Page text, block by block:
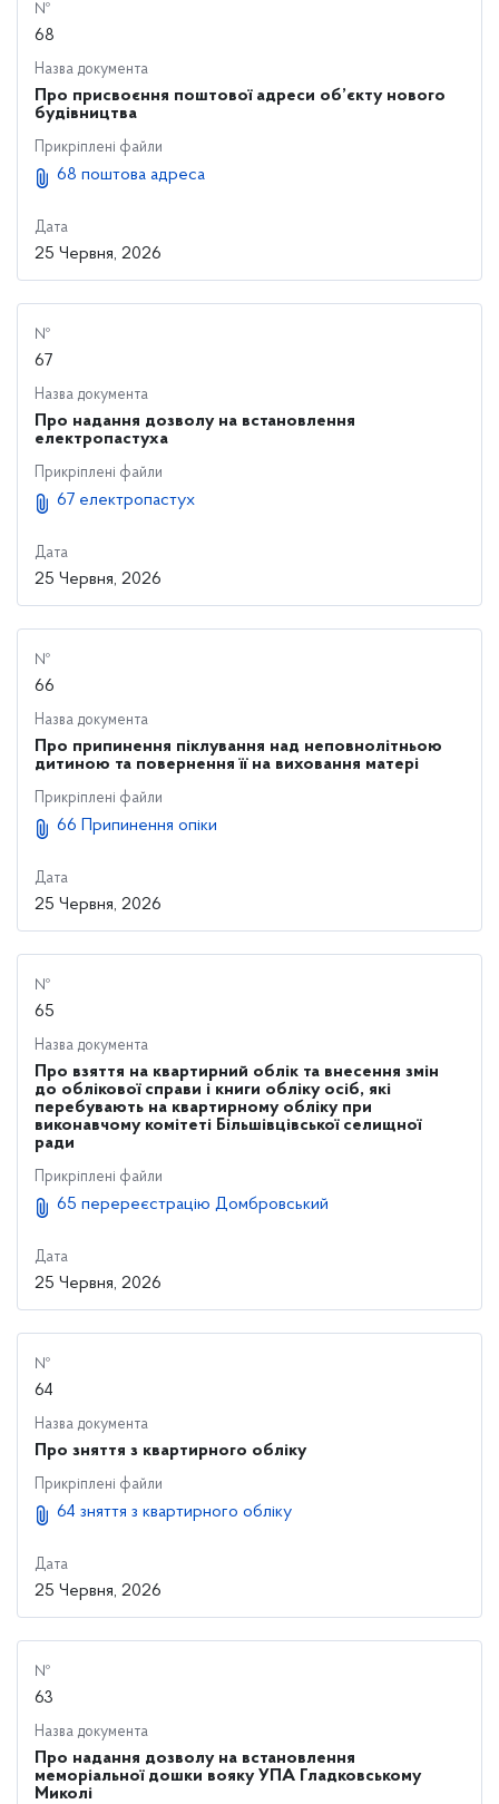
№
68
Назва документа
Про присвоєння поштової адреси об’єкту нового
будівництва
Прикріплені файли
68 поштова адреса
Дата
25 Червня, 2026
№
67
Назва документа
Про надання дозволу на встановлення
електропастуха
Прикріплені файли
67 електропастух
Дата
25 Червня, 2026
№
66
Назва документа
Про припинення піклування над неповнолітньою
дитиною та повернення її на виховання матері
Прикріплені файли
66 Припинення опіки
Дата
25 Червня, 2026
№
65
Назва документа
Про взяття на квартирний облік та внесення змін
до облікової справи і книги обліку осіб, які
перебувають на квартирному обліку при
виконавчому комітеті Більшівцівської селищної
ради
Прикріплені файли
65 перереєстрацію Домбровський
Дата
25 Червня, 2026
№
64
Назва документа
Про зняття з квартирного обліку
Прикріплені файли
64 зняття з квартирного обліку
Дата
25 Червня, 2026
№
63
Назва документа
Про надання дозволу на встановлення
меморіальної дошки вояку УПА Гладковському
Миколі